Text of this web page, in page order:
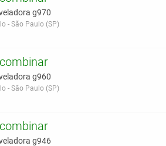
g970
- São Paulo (SP)
g960
- São Paulo (SP)
g946